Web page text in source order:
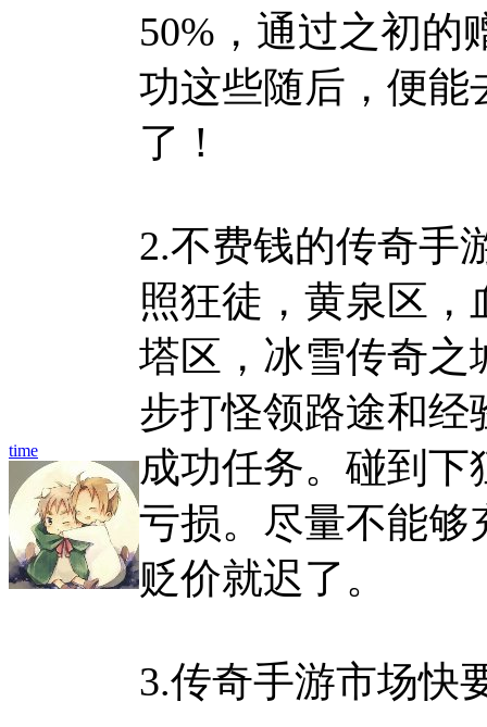
time
50%，通过之初的
功这些随后，便能
了！
2.不费钱的传奇手
照狂徒，黄泉区
塔区，冰雪传奇之
步打怪领路途和经
成功任务。碰到
亏损。尽量不能够
贬价就迟了。
3.传奇手游市场快